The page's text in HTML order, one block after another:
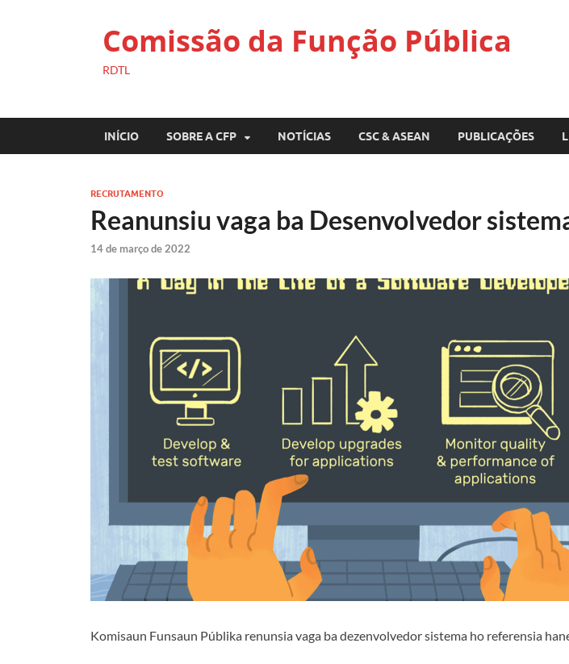
Comissão da Função Pública
RDTL
INÍCIO SOBRE A CFP NOTÍCIAS CSC & ASEAN PUBLICAÇÕES
RECRUTAMENTO
Reanunsiu vaga ba Desenvolvedor
14 de março de 2022
Komisaun Funsaun Públika renunsia vaga ba dezenvolvedor sistema ho referensia